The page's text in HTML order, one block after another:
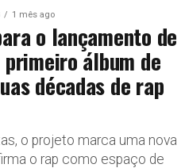
1 mês ago
o lançamento de
primeiro álbum de
décadas de rap
o projeto marca uma nova
o rap como espaço de